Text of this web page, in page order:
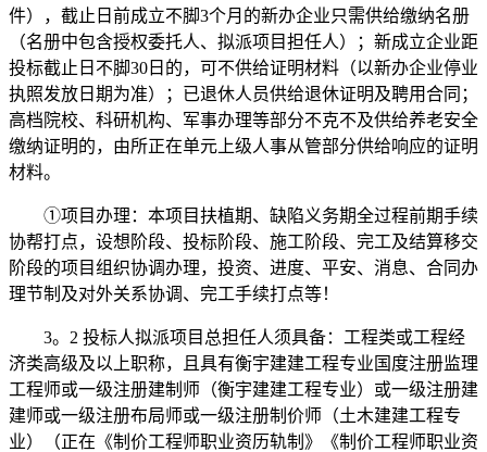
件），截止日前成立不脚3个月的新办企业只需供给缴纳名册
（名册中包含授权委托人、拟派项目担任人）；新成立企业距
投标截止日不脚30日的，可不供给证明材料（以新办企业停业
执照发放日期为准）；已退休人员供给退休证明及聘用合同；
高档院校、科研机构、军事办理等部分不克不及供给养老安全
缴纳证明的，由所正在单元上级人事从管部分供给响应的证明
材料。
①项目办理：本项目扶植期、缺陷义务期全过程前期手续
协帮打点，设想阶段、投标阶段、施工阶段、完工及结算移交
阶段的项目组织协调办理，投资、进度、平安、消息、合同办
理节制及对外关系协调、完工手续打点等！
3。2 投标人拟派项目总担任人须具备：工程类或工程经
济类高级及以上职称，且具有衡宇建建工程专业国度注册监理
工程师或一级注册建制师（衡宇建建工程专业）或一级注册建
建师或一级注册布局师或一级注册制价师（土木建建工程专
业）（正在《制价工程师职业资历轨制》《制价工程师职业资